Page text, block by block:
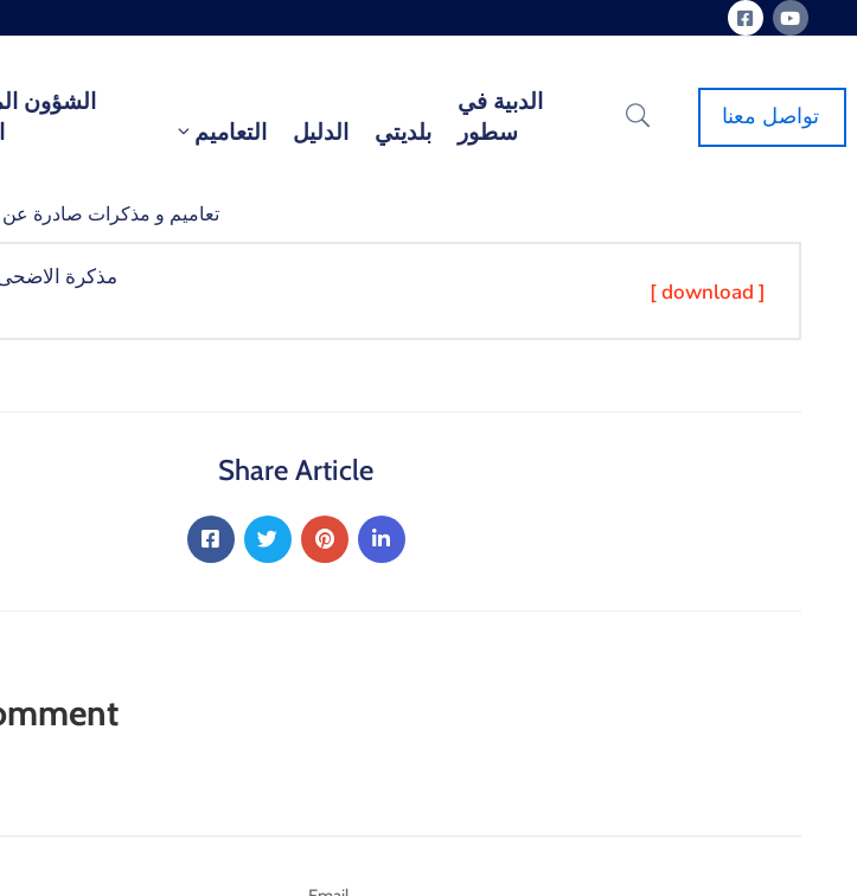
الشؤون
التعاميم الدليل بلديتي
الدبية في
سطور
تواصل معنا
تعاميم و مذكرات صادرة عن
مذكرة الاضحى
[ download ]
Share Article